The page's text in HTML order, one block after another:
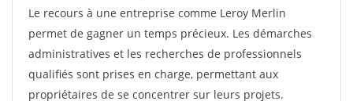
Le recours à une entreprise comme Leroy Merlin
permet de gagner un temps précieux. Les démarches
administratives et les recherches de professionnels
qualifiés sont prises en charge, permettant aux
propriétaires de se concentrer sur leurs projets.